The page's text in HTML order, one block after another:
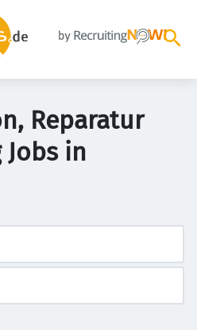
Reparatur
in